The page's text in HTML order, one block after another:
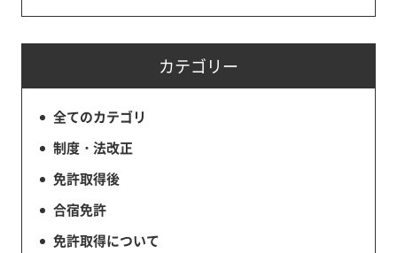
カテゴリー
全てのカテゴリ
制度・法改正
免許取得後
合宿免許
免許取得について